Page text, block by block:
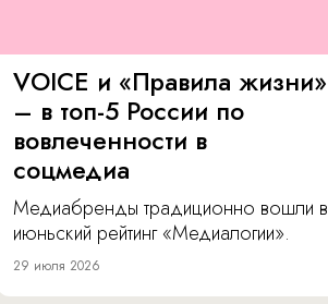
VOICE и «Правила жизни»
– в топ-5 России по
вовлеченности в
соцмедиа
Медиабренды традиционно вошли в
июньский рейтинг «Медиалогии».
29 июля 2026